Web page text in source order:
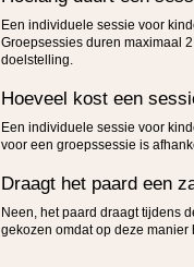
Een individuele sessie voor
Groepsessies duren maximaal
doelstelling.
Hoeveel kost een
Een individuele sessie voor
voor een groepssessie is
Draagt het paard een
Neen, het paard draagt tijdens
gekozen omdat op deze manier